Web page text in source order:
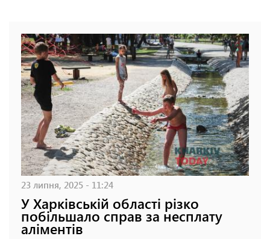
23 липня, 2025 - 11:24
У Харківській області різко
побільшало справ за несплату
аліментів